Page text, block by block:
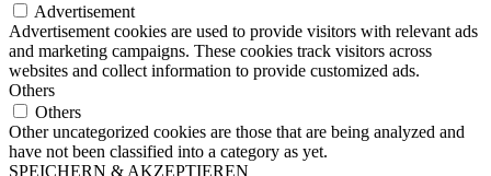
Advertisement
Advertisement cookies are used to provide visitors with relevant ads
and marketing campaigns. These cookies track visitors across
websites and collect information to provide customized ads.
Others
Others
Other uncategorized cookies are those that are being analyzed and
have not been classified into a category as yet.
SPEICHERN & AKZEPTIEREN